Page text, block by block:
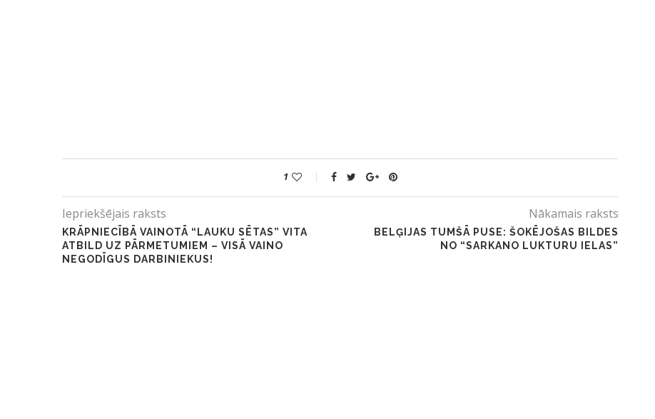
1
Iepriekšējais raksts
KRĀPNIECĪBĀ VAINOTĀ “LAUKU SĒTAS” VITA
ATBILD UZ PĀRMETUMIEM – VISĀ VAINO
NEGODĪGUS DARBINIEKUS!
Nākamais raksts
BELĢIJAS TUMŠĀ PUSE: ŠOKĒJOŠAS BILDES
NO “SARKANO LUKTURU IELAS”